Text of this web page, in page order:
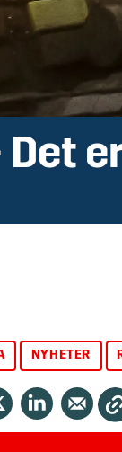
Det
NYHETER